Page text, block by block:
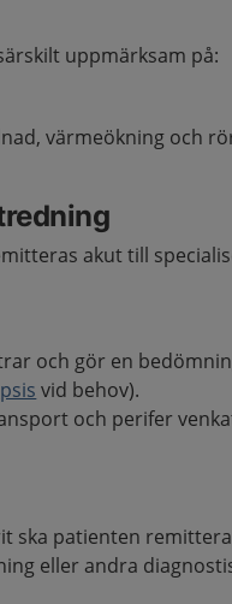
uppmärksam på:
värmeökning och
akut till
och gör en
vid behov).
och perifer
ska patienten
eller andra